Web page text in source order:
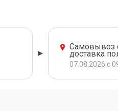
Самовывоз
доставка
07.08.2026 с